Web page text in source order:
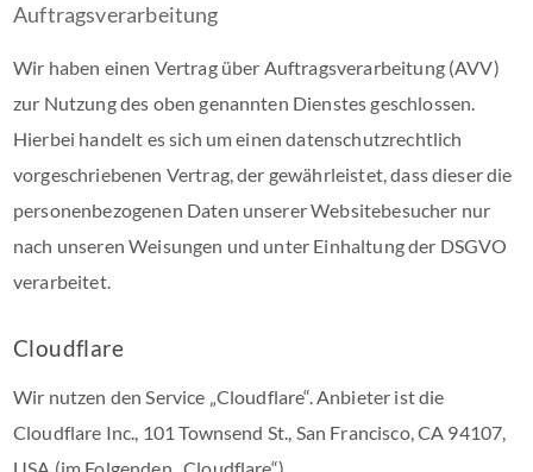
Auftragsverarbeitung
Wir haben einen Vertrag über Auftragsverarbeitung (AVV)
zur Nutzung des oben genannten Dienstes geschlossen.
Hierbei handelt es sich um einen datenschutzrechtlich
vorgeschriebenen Vertrag, der gewährleistet, dass dieser die
personenbezogenen Daten unserer Websitebesucher nur
nach unseren Weisungen und unter Einhaltung der DSGVO
verarbeitet.
Cloudflare
Wir nutzen den Service „Cloudflare“. Anbieter ist die
Cloudflare Inc., 101 Townsend St., San Francisco, CA 94107,